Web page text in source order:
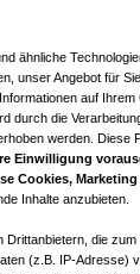
ähnliche
unser Angebot für
auf
durch die
werden. Diese
Einwilligung
Cookies,
Inhalte anzubieten.
die zum
(z.B. IP-Adresse)